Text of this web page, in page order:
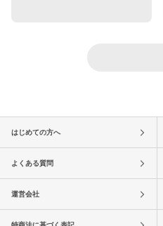
はじめての方へ
よくある質問
運営会社